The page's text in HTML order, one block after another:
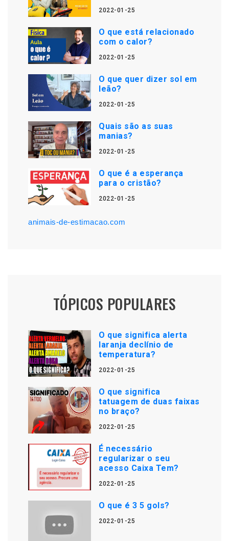
2022-01-25
O que está relacionado
com o calor?
2022-01-25
O que quer dizer sol em
leão?
2022-01-25
Quais são as suas
manias?
2022-01-25
O que é a esperança
para o cristão?
2022-01-25
animais-de-estimacao.com
TÓPICOS POPULARES
O que significa alerta
laranja declínio de
temperatura?
2022-01-25
O que significa
tatuagem de duas faixas
no braço?
2022-01-25
É necessário
regularizar o seu
acesso Caixa Tem?
2022-01-25
O que é 3 5 gols?
2022-01-25